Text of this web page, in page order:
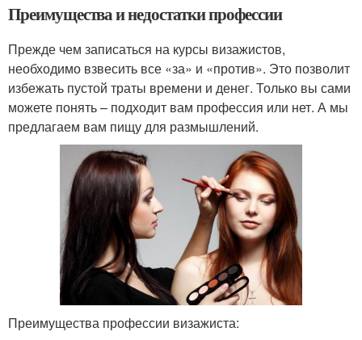
Преимущества и недостатки профессии
Прежде чем записаться на курсы визажистов,
необходимо взвесить все «за» и «против». Это позволит
избежать пустой траты времени и денег. Только вы сами
можете понять – подходит вам профессия или нет. А мы
предлагаем вам пищу для размышлений.
Преимущества профессии визажиста: